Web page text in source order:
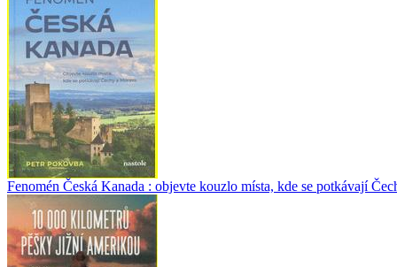
Fenomén Česká Kanada : objevte kouzlo místa, kde se potkávají